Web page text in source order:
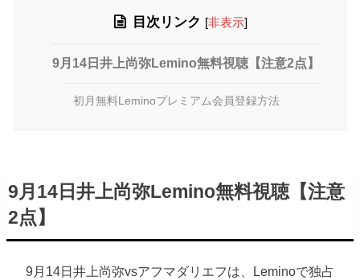
目次リンク [非表示]
9月14日井上尚弥Lemino無料視聴【注意2点】
初月無料Leminoプレミアム会員登録方法
9月14日井上尚弥Lemino無料視聴【注意
2点】
9月14日井上尚弥vsアフマダリエフは、Leminoで独占